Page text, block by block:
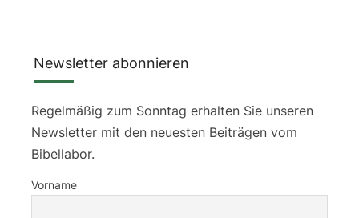
Newsletter abonnieren
Regelmäßig zum Sonntag erhalten Sie unseren
Newsletter mit den neuesten Beiträgen vom
Bibellabor.
Vorname